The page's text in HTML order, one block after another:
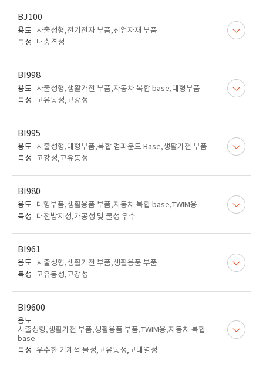
BJ100
용도
사출성형,전기전자 부품,산업자재 부품
특성
내충격성
BI998
용도
사출성형,생활가전 부품,자동차 복합 base,대형부품
특성 고유동성,고강성
BI995
용도
사출성형,대형부품,복합 컴파운드 Base,생활가전 부품
특성 고강성,고유동성
BI980
용도
대형부품,생활용품 부품,자동차 복합 base,TWIM용
특성
대전방지성,가공성 및 물성 우수
BI961
용도
사출성형,생활가전 부품,생활용품 부품
특성 고유동성,고강성
BI9600
용도
사출성형,생활가전 부품,생활용품 부품,TWIM용,자동차 복합
base
특성 우수한 기계적 물성,고유동성,고내열성